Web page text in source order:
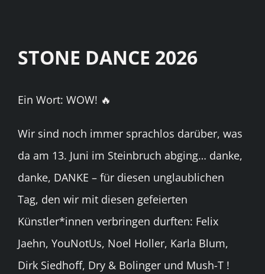
STONE DANCE 2026
Ein Wort: WOW! 🔥
Wir sind noch immer sprachlos darüber, was
da am 13. Juni im Steinbruch abging… danke,
danke, DANKE – für diesen unglaublichen
Tag, den wir mit diesen gefeierten
Künstler*innen verbringen durften: Felix
Jaehn, YouNotUs, Noel Holler, Karla Blum,
Dirk Siedhoff, Dry & Bolinger und Mush-T !